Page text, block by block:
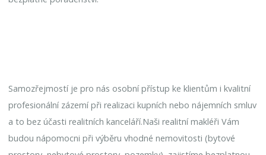
Samozřejmostí je pro nás osobní přístup ke klientům i kvalitní
profesionální zázemí při realizaci kupních nebo nájemních smluv
a to bez účasti realitních kanceláří.Naši realitní makléři Vám
budou nápomocni při výběru vhodné nemovitosti (bytové